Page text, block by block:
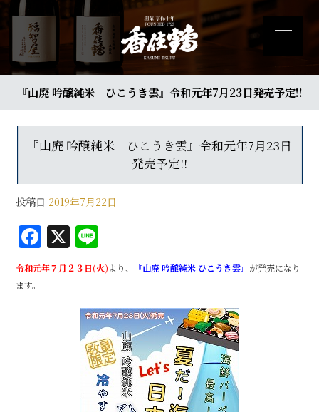
『山廃 吟醸純米 ひこうき雲』令和元年7月23日発売予定!!
『山廃 吟醸純米 ひこうき雲』令和元年7月23日
発売予定!!
投稿日 2019年7月22日
F
a
c
X
n
e
令和元年７月２３日(火)より、 『山廃 吟醸純米 ひこうき雲』 が発売になり
ます。